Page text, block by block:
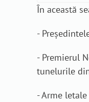
În această
-
- Premierul
tunelurile
- Arme